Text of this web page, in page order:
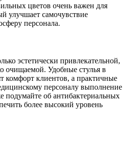
цветов очень важен для
улучшает самочувствие
персонала.
эстетически привлекательной,
очищаемой. Удобные стулья в
комфорт клиентов, а практичные
персоналу выполнение
подумайте об антибактериальных
более высокий уровень